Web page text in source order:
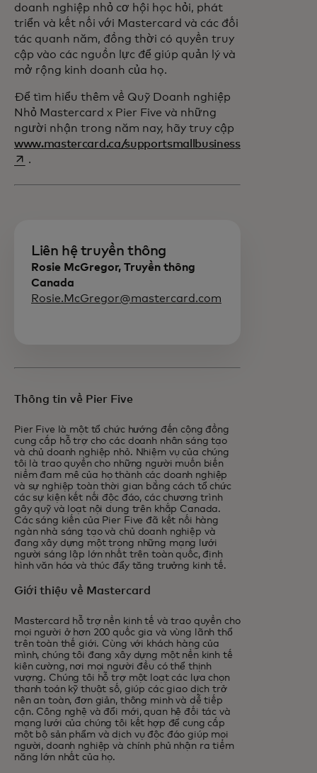
doanh nghiệp nhỏ cơ hội học hỏi, phát
triển và kết nối với Mastercard và các đối
tác quanh năm, đồng thời có quyền truy
cập vào các nguồn lực để giúp quản lý và
mở rộng kinh doanh của họ.
Để tìm hiểu thêm về Quỹ Doanh nghiệp
Nhỏ Mastercard x Pier Five và những
người nhận trong năm nay, hãy truy cập
www.mastercard.ca/supportsmallbusinessopens in a
.
Liên hệ truyền thông
Rosie McGregor, Truyền thông
Canada
Rosie.McGregor@mastercard.com
Thông tin về Pier Five
Pier Five là một tổ chức hướng đến cộng đồng
cung cấp hỗ trợ cho các doanh nhân sáng tạo
và chủ doanh nghiệp nhỏ. Nhiệm vụ của chúng
tôi là trao quyền cho những người muốn biến
niềm đam mê của họ thành các doanh nghiệp
và sự nghiệp toàn thời gian bằng cách tổ chức
các sự kiện kết nối độc đáo, các chương trình
gây quỹ và loạt nội dung trên khắp Canada.
Các sáng kiến của Pier Five đã kết nối hàng
ngàn nhà sáng tạo và chủ doanh nghiệp và
đang xây dựng một trong những mạng lưới
người sáng lập lớn nhất trên toàn quốc, định
hình văn hóa và thúc đẩy tăng trưởng kinh tế.
Giới thiệu về Mastercard
Mastercard hỗ trợ nền kinh tế và trao quyền cho
mọi người ở hơn 200 quốc gia và vùng lãnh thổ
trên toàn thế giới. Cùng với khách hàng của
mình, chúng tôi đang xây dựng một nền kinh tế
kiên cường, nơi mọi người đều có thể thịnh
vượng. Chúng tôi hỗ trợ một loạt các lựa chọn
thanh toán kỹ thuật số, giúp các giao dịch trở
nên an toàn, đơn giản, thông minh và dễ tiếp
cận. Công nghệ và đổi mới, quan hệ đối tác và
mạng lưới của chúng tôi kết hợp để cung cấp
một bộ sản phẩm và dịch vụ độc đáo giúp mọi
người, doanh nghiệp và chính phủ nhận ra tiềm
năng lớn nhất của họ.